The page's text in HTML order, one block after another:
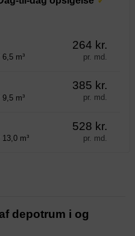
m³
264 kr.
pr. md.
m³
385 kr.
pr. md.
m³
528 kr.
pr. md.
depotrum i og